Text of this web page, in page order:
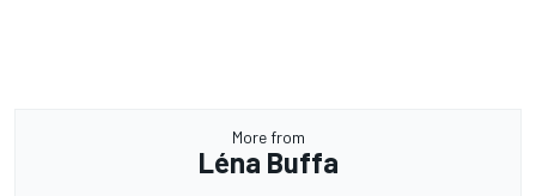
More from
Léna Buffa